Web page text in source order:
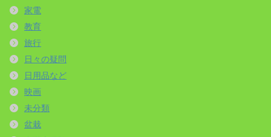
家電
教育
旅行
日々の疑問
日用品など
映画
未分類
盆栽